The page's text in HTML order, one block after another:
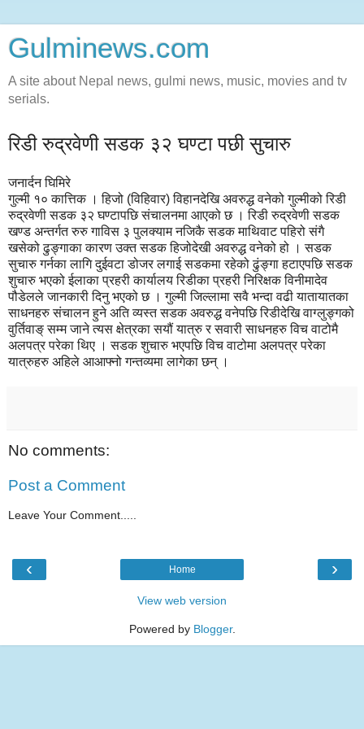
Gulminews.com
A site about Nepal news, gulmi news, music, movies and tv
serials.
रिडी रुद्रवेणी सडक ३२ घण्टा पछी सुचारु
जनार्दन घिमिरे
गुल्मी १० कात्तिक । हिजो (विहिवार) विहानदेखि अवरुद्ध वनेको गुल्मीको रिडी
रुद्रवेणी सडक ३२ घण्टापछि संचालनमा आएको छ । रिडी रुद्रवेणी सडक
खण्ड अन्तर्गत रुरु गाविस ३ पुलक्याम नजिकै सडक माथिवाट पहिरो संगै
खसेको ढुङ्गाका कारण उक्त सडक हिजोदेखी अवरुद्ध वनेको हो । सडक
सुचारु गर्नका लागि दुईवटा डोजर लगाई सडकमा रहेको ढुंङ्गा हटाएपछि सडक
शुचारु भएको ईलाका प्रहरी कार्यालय रिडीका प्रहरी निरिक्षक विनीमादेव
पौडेलले जानकारी दिनु भएको छ । गुल्मी जिल्लामा सवै भन्दा वढी यातायातका
साधनहरु संचालन हुने अति व्यस्त सडक अवरुद्ध वनेपछि रिडीदेखि वाग्लुङ्गको
वुर्तिवाङ् सम्म जाने त्यस क्षेत्रका सयौं यात्रु र सवारी साधनहरु विच वाटोमै
अलपत्र परेका थिए । सडक शुचारु भएपछि विच वाटोमा अलपत्र परेका
यात्रुहरु अहिले आआफ्नो गन्तव्यमा लागेका छन् ।
No comments:
Post a Comment
Leave Your Comment.....
‹ ›
Home
View web version
Powered by Blogger.